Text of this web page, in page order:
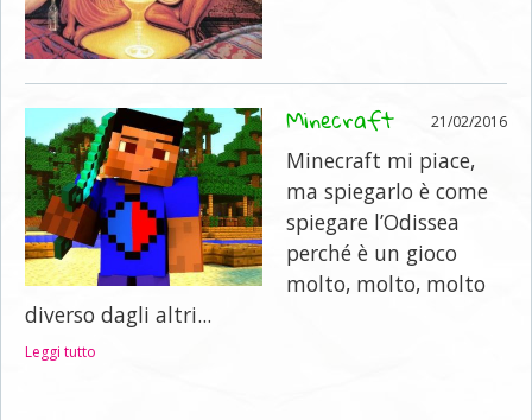
21/02/2016
Minecraft
Minecraft mi piace,
ma spiegarlo è come
spiegare l’Odissea
perché è un gioco
molto, molto, molto
diverso dagli altri...
Leggi tutto